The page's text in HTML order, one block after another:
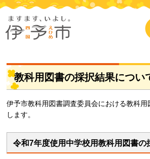
教科用図書の採択結果につい
伊予市教科用図書調査委員会における教科
します。
令和7年度使用中学校用教科用図書の